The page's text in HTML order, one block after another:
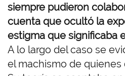
siempre pudieron
cuenta que ocultó la
estigma que significaba
A lo largo del caso se
el machismo de quienes